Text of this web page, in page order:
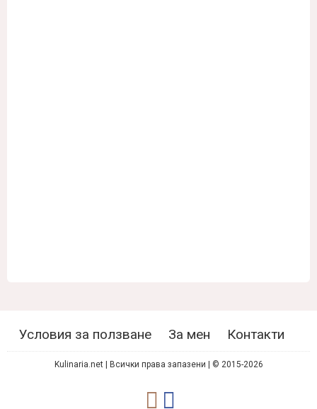
Условия за ползване За мен Контакти
Kulinaria.net | Всички права запазени | © 2015-2026